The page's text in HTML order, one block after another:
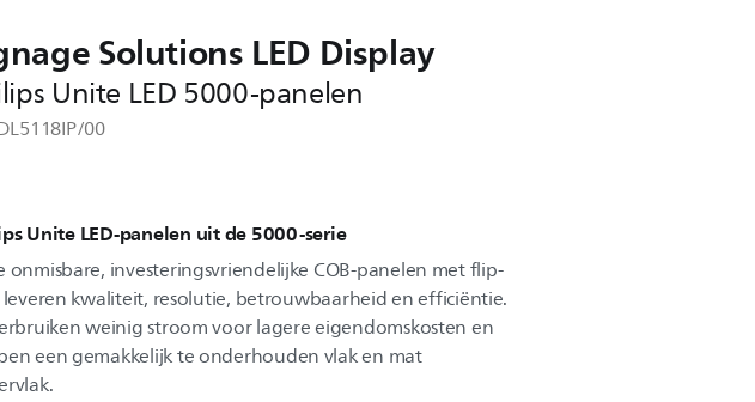
Solutions LED Display
Unite LED 5000-panelen
00
Unite LED-panelen uit de 5000-serie
onmisbare, investeringsvriendelijke COB-panelen met flip-
kwaliteit, resolutie, betrouwbaarheid en efficiëntie.
weinig stroom voor lagere eigendomskosten en
een gemakkelijk te onderhouden vlak en mat